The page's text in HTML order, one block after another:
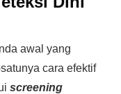
awal yang
cara efektif
screening